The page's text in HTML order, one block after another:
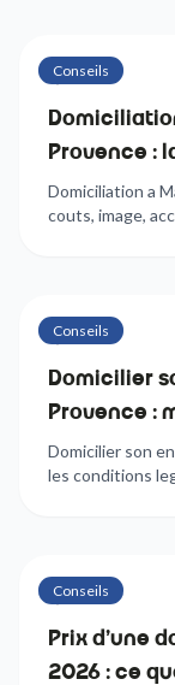
Conseils
6min
Provence :
entreprise ?
Domiciliation a
couts, image,
Conseils
7min
Domicilier
Provence :
Domicilier son
les conditions
Conseils
6min
Prix d'une
2026 : ce